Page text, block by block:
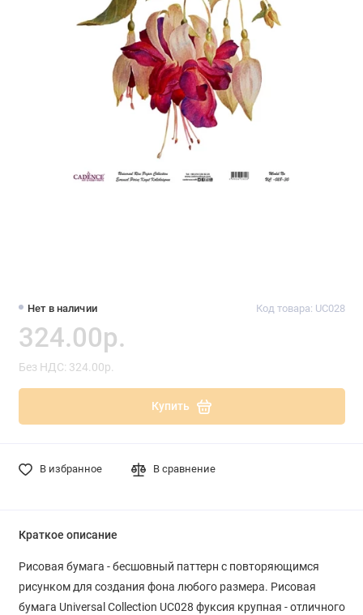
Нет в наличии Код товара: UC028
324.00р.
Без НДС: 324.00р.
Купить
В избранное В сравнение
Краткое описание
Рисовая бумага - бесшовный паттерн с повторяющимся
рисунком для создания фона любого размера. Рисовая
бумага Universal Collection UC028 фуксия крупная - отличного